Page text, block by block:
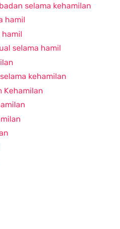
selama kehamilan
hamil
hamil
selama hamil
kehamilan
Kehamilan